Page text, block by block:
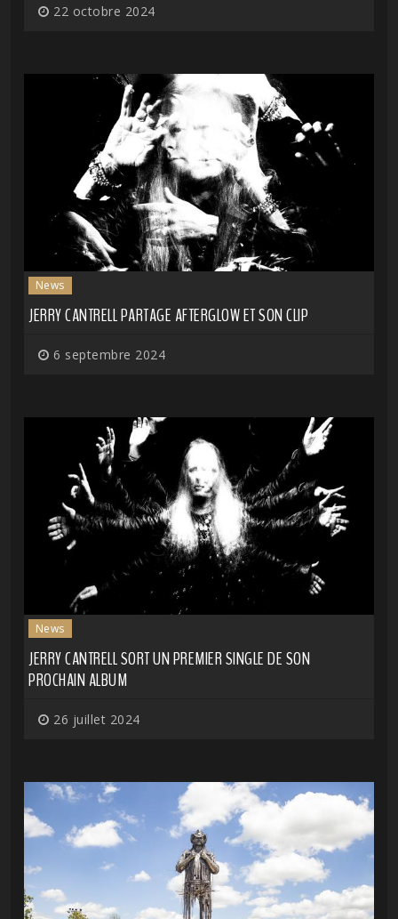
22 octobre 2024
News
JERRY CANTRELL PARTAGE AFTERGLOW ET SON CLIP
6 septembre 2024
News
JERRY CANTRELL SORT UN PREMIER SINGLE DE SON
PROCHAIN ALBUM
26 juillet 2024